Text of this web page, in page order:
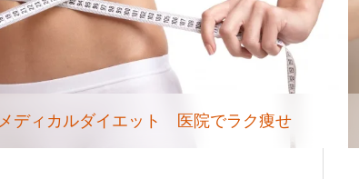
メディカルダイエット 医院でラク痩せ